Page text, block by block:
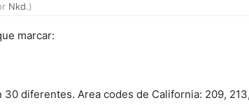
Nkd.)
marcar:
diferentes. Area codes de California: 209,